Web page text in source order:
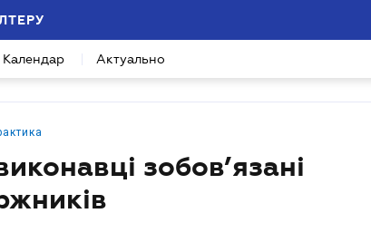
Календар Актуально
зобов’язані